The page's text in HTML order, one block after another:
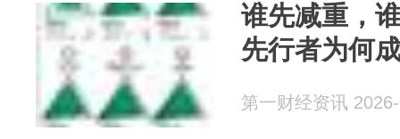
谁先减重，
先行者为何
第一财经资讯